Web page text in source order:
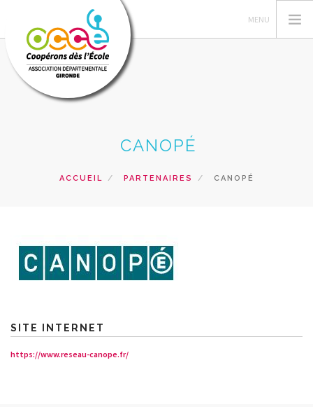
GERER SA COOPERATIVE
RECHERCHER
CANOPÉ
ACCUEIL PARTENAIRES CANOPÉ
SITE INTERNET
https://www.reseau-canope.fr/